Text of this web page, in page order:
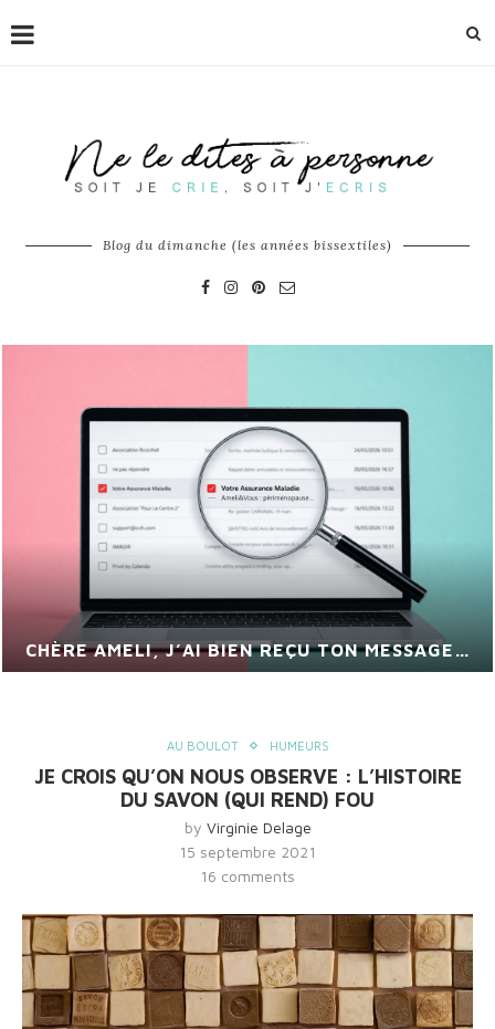
Blog du dimanche (les années bissextiles)
VIS MA VIE DE CHEF DE PROJET
AU BOULOT HUMEURS
JE CROIS QU’ON NOUS OBSERVE : L’HISTOIRE
DU SAVON (QUI REND) FOU
by Virginie Delage
15 septembre 2021
16 comments